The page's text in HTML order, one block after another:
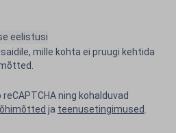
eelistusi
mille kohta ei pruugi kehtida
ning kohalduvad
ja teenusetingimused